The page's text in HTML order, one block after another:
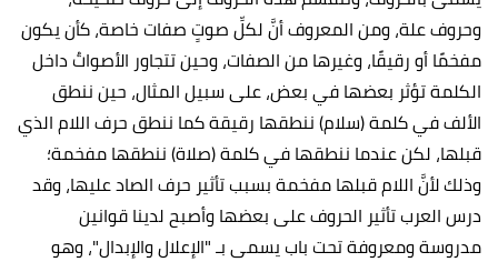
وحروف علة، ومن المعروف أنَّ لكلِّ صوتٍ صفات خاصة، كأن يكون
مفخمًا أو رقيقًا، وغيرها من الصفات، وحين تتجاور الأصواتُ داخل
الكلمة تؤثر بعضها في بعض، على سبيل المثال، حين ننطق
الألف في كلمة (سلام) ننطقها رقيقة كما ننطق حرف اللام الذي
قبلها، لكن عندما ننطقها في كلمة (صلاة) ننطقها مفخمة؛
وذلك لأنَّ اللام قبلها مفخمة بسبب تأثير حرف الصاد عليها، وقد
درس العرب تأثير الحروف على بعضها وأصبح لدينا قوانين
مدروسة ومعروفة تحت باب يسمى بـ "الإعلال والإبدال"، وهو